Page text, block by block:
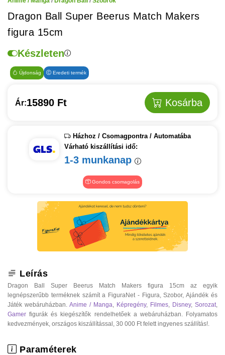
Dragon Ball Super Beerus Match Makers
figura 15cm
Készleten
Újdonság Eredeti termék
Ár:15890 Ft Kosárba
Házhoz / Csomagpontra / Automatába
Várható kiszállítási idő:
1-3 munkanap
Gondos csomagolás
Leírás
Dragon Ball Super Beerus Match Makers figura 15cm az egyik
legnépszerűbb terméknek számít a FiguraNet - Figura, Szobor, Ajándék és
Játék webáruházban. Anime / Manga, Képregény, Filmes, Disney, Sorozat,
Gamer figurák és kiegészítők rendelhetőek a webáruházban. Folyamatos
kedvezmények, országos kiszállítással, 30 000 Ft felett ingyenes szállítás!.
Paraméterek